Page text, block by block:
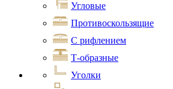
Угловые
Противоскользящие
С рифлением
Т-образные
Уголки